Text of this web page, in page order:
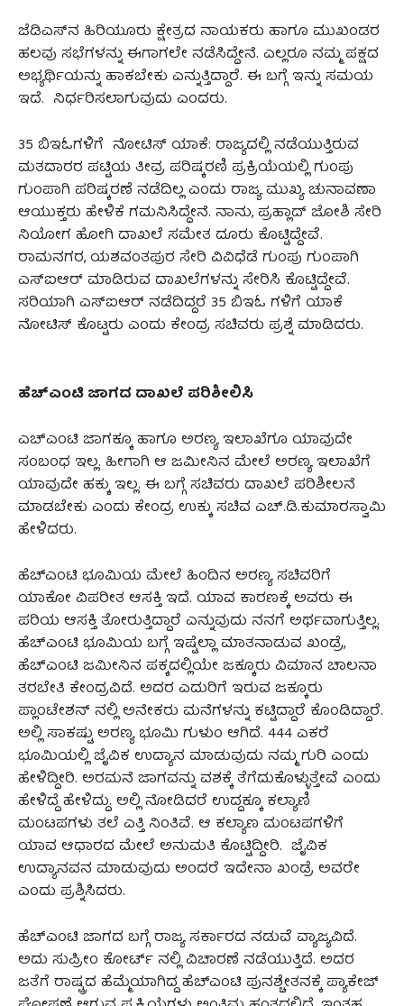
ಜೆಡಿಎಸ್‌ನ ಹಿರಿಯೂರು ಕ್ಷೇತ್ರದ ನಾಯಕರು ಹಾಗೂ ಮುಖಂಡರ
ಹಲವು ಸಭೆಗಳನ್ನು ಈಗಾಗಲೇ ನಡೆಸಿದ್ದೇನೆ. ಎಲ್ಲರೂ ನಮ್ಮ ಪಕ್ಷದ
ಅಭ್ಯರ್ಥಿಯನ್ನು ಹಾಕಬೇಕು ಎನ್ನುತ್ತಿದ್ದಾರೆ. ಈ ಬಗ್ಗೆ ಇನ್ನು ಸಮಯ
ಇದೆ. ನಿರ್ಧರಿಸಲಾಗುವುದು ಎಂದರು.
35 ಬಿಇಓಗಳಿಗೆ ನೋಟಿಸ್ ಯಾಕೆ: ರಾಜ್ಯದಲ್ಲಿ ನಡೆಯುತ್ತಿರುವ
ಮತದಾರರ ಪಟ್ಟಿಯ ತೀವ್ರ ಪರಿಷ್ಕರಣಿ ಪ್ರಕ್ರಿಯೆಯಲ್ಲಿ ಗುಂಪು
ಗುಂಪಾಗಿ ಪರಿಷ್ಕರಣೆ ನಡೆದಿಲ್ಲ ಎಂದು ರಾಜ್ಯ ಮುಖ್ಯ ಚುನಾವಣಾ
ಆಯುಕ್ತರು ಹೇಳಿಕೆ ಗಮನಿಸಿದ್ದೇನೆ. ನಾನು, ಪ್ರಹ್ಲಾದ್ ಜೋಶಿ ಸೇರಿ
ನಿಯೋಗ ಹೋಗಿ ದಾಖಲೆ ಸಮೇತ ದೂರು ಕೊಟ್ಟಿದ್ದೇವೆ.
ರಾಮನಗರ, ಯಶವಂತಪುರ ಸೇರಿ ವಿವಿಧೆಡೆ ಗುಂಪು ಗುಂಪಾಗಿ
ಎಸ್‌ಐಆರ್ ಮಾಡಿರುವ ದಾಖಲೆಗಳನ್ನು ಸೇರಿಸಿ ಕೊಟ್ಟಿದ್ದೇವೆ.
ಸರಿಯಾಗಿ ಎಸ್‌ಐಆರ್ ನಡೆದಿದ್ದರೆ 35 ಬಿಇಓ ಗಳಿಗೆ ಯಾಕೆ
ನೋಟಿಸ್ ಕೊಟ್ಟರು ಎಂದು ಕೇಂದ್ರ ಸಚಿವರು ಪ್ರಶ್ನೆ ಮಾಡಿದರು.
ಹೆಚ್‌ಎಂಟಿ ಜಾಗದ ದಾಖಲೆ ಪರಿಶೀಲಿಸಿ
ಎಚ್‌ಎಂಟಿ ಜಾಗಕ್ಕೂ ಹಾಗೂ ಅರಣ್ಯ ಇಲಾಖೆಗೂ ಯಾವುದೇ
ಸಂಬಂಧ ಇಲ್ಲ. ಹೀಗಾಗಿ ಆ ಜಮೀನಿನ ಮೇಲೆ ಅರಣ್ಯ ಇಲಾಖೆಗೆ
ಯಾವುದೇ ಹಕ್ಕು ಇಲ್ಲ. ಈ ಬಗ್ಗೆ ಸಚಿವರು ದಾಖಲೆ ಪರಿಶೀಲನೆ
ಮಾಡಬೇಕು ಎಂದು ಕೇಂದ್ರ ಉಕ್ಕು ಸಚಿವ ಎಚ್‌.ಡಿ.ಕುಮಾರಸ್ವಾಮಿ
ಹೇಳಿದರು.
ಹೆಚ್ಎಂಟಿ ಭೂಮಿಯ ಮೇಲೆ ಹಿಂದಿನ ಅರಣ್ಯ ಸಚಿವರಿಗೆ
ಯಾಕೋ ವಿಪರೀತ ಆಸಕ್ತಿ ಇದೆ. ಯಾವ ಕಾರಣಕ್ಕೆ ಅವರು ಈ
ಪರಿಯ ಆಸಕ್ತಿ ತೋರುತ್ತಿದ್ದಾರೆ ಎನ್ನುವುದು ನನಗೆ ಅರ್ಥವಾಗುತ್ತಿಲ್ಲ.
ಹೆಚ್‌ಎಂಟಿ ಭೂಮಿಯ ಬಗ್ಗೆ ಇಷ್ಟೆಲ್ಲಾ ಮಾತನಾಡುವ ಖಂಡ್ರೆ,
ಹೆಚ್‌ಎಂಟಿ ಜಮೀನಿನ ಪಕ್ಕದಲ್ಲಿಯೇ ಜಕ್ಕೂರು ವಿಮಾನ ಚಾಲನಾ
ತರಬೇತಿ ಕೇಂದ್ರವಿದೆ. ಅದರ ಎದುರಿಗೆ ಇರುವ ಜಕ್ಕೂರು
ಪ್ಲಾಂಟೇಶನ್ ನಲ್ಲಿ ಅನೇಕರು ಮನೆಗಳನ್ನು ಕಟ್ಟಿದ್ದಾರೆ ಕೊಂಡಿದ್ದಾರೆ.
ಅಲ್ಲಿ ಸಾಕಷ್ಟು ಅರಣ್ಯ ಭೂಮಿ ಗುಳುಂ ಆಗಿದೆ. 444 ಎಕರೆ
ಭೂಮಿಯಲ್ಲಿ ಜೈವಿಕ ಉದ್ಯಾನ ಮಾಡುವುದು ನಮ್ಮ ಗುರಿ ಎಂದು
ಹೇಳಿದ್ದೀರಿ. ಅರಮನೆ ಜಾಗವನ್ನು ವಶಕ್ಕೆ ತೆಗೆದುಕೊಳ್ಳುತ್ತೇವೆ ಎಂದು
ಹೇಳಿದ್ದೆ ಹೇಳಿದ್ದು. ಅಲ್ಲಿ ನೋಡಿದರೆ ಉದ್ದಕ್ಕೂ ಕಲ್ಯಾಣಿ
ಮಂಟಪಗಳು ತಲೆ ಎತ್ತಿ ನಿಂತಿವೆ. ಆ ಕಲ್ಯಾಣ ಮಂಟಪಗಳಿಗೆ
ಯಾವ ಆಧಾರದ ಮೇಲೆ ಅನುಮತಿ ಕೊಟ್ಟಿದ್ದೀರಿ. ಜೈವಿಕ
ಉದ್ಯಾನವನ ಮಾಡುವುದು ಅಂದರೆ ಇದೇನಾ ಖಂಡ್ರೆ ಅವರೇ
ಎಂದು ಪ್ರಶ್ನಿಸಿದರು.
ಹೆಚ್‌ಎಂಟಿ ಜಾಗದ ಬಗ್ಗೆ ರಾಜ್ಯ ಸರ್ಕಾರದ ನಡುವೆ ವ್ಯಾಜ್ಯವಿದೆ.
ಅದು ಸುಪ್ರೀಂ ಕೋರ್ಟ್ ನಲ್ಲಿ ವಿಚಾರಣೆ ನಡೆಯುತ್ತಿದೆ. ಅದರ
ಜತೆಗೆ ರಾಷ್ಟ್ರದ ಹೆಮ್ಮೆಯಾಗಿದ್ದ ಹೆಚ್ಎಂಟಿ ಪುನಶ್ಚೇತನಕ್ಕೆ ಪ್ಯಾಕೇಜ್